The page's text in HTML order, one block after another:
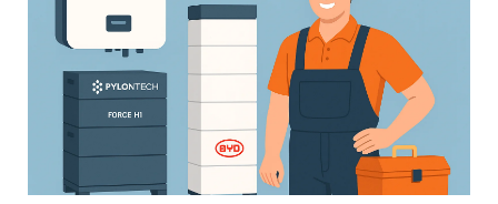
Intrerupatoare automate de putere
Intrerupatoare automate
diferentiale
Intrerupatoare automate modulare
Separator sarcina
Releu monitorizare tensiune